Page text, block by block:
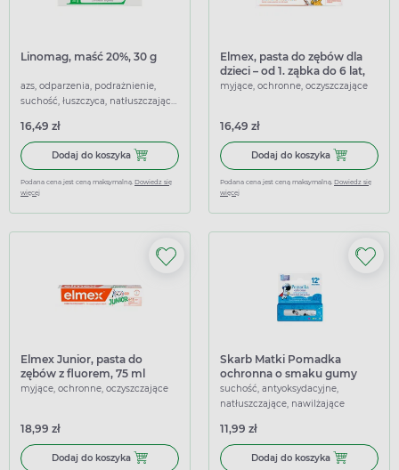
Linomag, maść 20%, 30 g
azs, odparzenia, podrażnienie,
suchość, łuszczyca, natłuszczające,
16,49 zł
Dodaj do koszyka Dodaj do koszyka Linomag, maść 20%, 30 g
Podana cena jest ceną maksymalną. Dowiedz się
więcej
Elmex, pasta do zębów dla
dzieci – od 1. ząbka do 6 lat,
50 ml
myjące, ochronne, oczyszczające
16,49 zł
Dodaj do koszyka Dodaj do
Podana cena jest ceną maksymalną. Dowiedz się
więcej
Elmex Junior, pasta do
zębów z fluorem, 75 ml
myjące, ochronne, oczyszczające
18,99 zł
Dodaj do koszyka Dodaj do koszyka Elmex Junior, pasta do zębów z
Skarb Matki Pomadka
ochronna o smaku gumy
balonowej
suchość, antyoksydacyjne,
natłuszczające, nawilżające
11,99 zł
Dodaj do koszyka Dodaj do